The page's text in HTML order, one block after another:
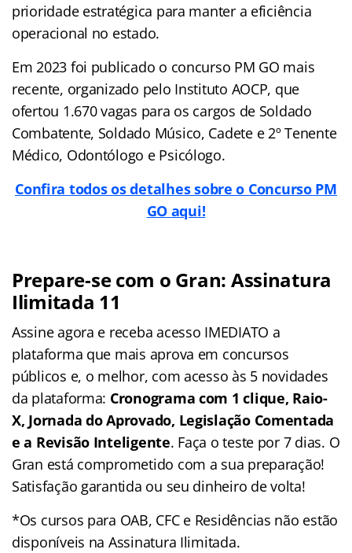
prioridade estratégica para manter a eficiência
operacional no estado.
Em 2023 foi publicado o concurso PM GO mais
recente, organizado pelo Instituto AOCP, que
ofertou 1.670 vagas para os cargos de Soldado
Combatente, Soldado Músico, Cadete e 2º Tenente
Médico, Odontólogo e Psicólogo.
Confira todos os detalhes sobre o Concurso PM
GO aqui!
Prepare-se com o Gran: Assinatura
Ilimitada 11
Assine agora e receba acesso IMEDIATO a
plataforma que mais aprova em concursos
públicos e, o melhor, com acesso às 5 novidades
da plataforma: Cronograma com 1 clique, Raio-
X, Jornada do Aprovado, Legislação Comentada
e a Revisão Inteligente. Faça o teste por 7 dias. O
Gran está comprometido com a sua preparação!
Satisfação garantida ou seu dinheiro de volta!
*Os cursos para OAB, CFC e Residências não estão
disponíveis na Assinatura Ilimitada.